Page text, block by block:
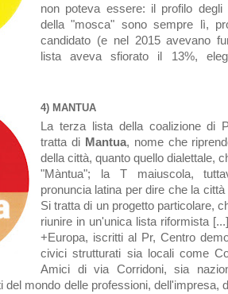
non poteva essere: il profilo
della "mosca" sono sempre lì,
candidato (e nel 2015 avevano
lista aveva sfiorato il 13%,
4) MANTUA
La terza lista della coalizione di
tratta di Mantua, nome che
della città, quanto quello dialettale,
"Màntua"; la T maiuscola,
pronuncia latina per dire che la
Si tratta di un progetto particolare,
riunire in un'unica lista riformista
+Europa, iscritti al Pr, Centro
civici strutturati sia locali come
Amici di via Corridoni, sia
del mondo delle professioni, dell'impresa,